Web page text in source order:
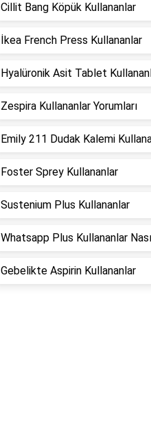
Cillit Bang Köpük Kullananlar
İkea French Press Kullananlar
Hyalüronik Asit Tablet
Zespira Kullananlar Yorumları
Emily 211 Dudak Kalemi
Foster Sprey Kullananlar
Sustenium Plus Kullananlar
Whatsapp Plus Kullananlar
Gebelikte Aspirin Kullananlar